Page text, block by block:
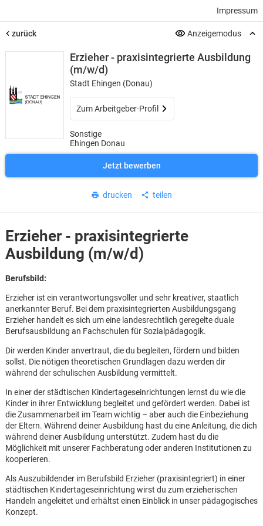
Impressum
zurück Anzeigemodus
Erzieher - praxisintegrierte Ausbildung
(m/w/d)
Stadt Ehingen (Donau)
Zum Arbeitgeber-Profil
Sonstige
Ehingen Donau
Jetzt bewerben
drucken teilen
Erzieher - praxisintegrierte
Ausbildung (m/w/d)
Berufsbild:
Erzieher ist ein verantwortungsvoller und sehr kreativer, staatlich
anerkannter Beruf. Bei dem praxisintegrierten Ausbildungsgang
Erzieher handelt es sich um eine landesrechtlich geregelte duale
Berufsausbildung an Fachschulen für Sozialpädagogik.
Dir werden Kinder anvertraut, die du begleiten, fördern und bilden
sollst. Die nötigen theoretischen Grundlagen dazu werden dir
während der schulischen Ausbildung vermittelt.
In einer der städtischen Kindertageseinrichtungen lernst du wie die
Kinder in ihrer Entwicklung begleitet und gefördert werden. Dabei ist
die Zusammenarbeit im Team wichtig – aber auch die Einbeziehung
der Eltern. Während deiner Ausbildung hast du eine Anleitung, die dich
während deiner Ausbildung unterstützt. Zudem hast du die
Möglichkeit mit unserer Fachberatung oder anderen Institutionen zu
kooperieren.
Als Auszubildender im Berufsbild Erzieher (praxisintegriert) in einer
städtischen Kindertageseinrichtung wirst du zum erzieherischen
Handeln angeleitet und erhältst einen Einblick in unser pädagogisches
Konzept.
Karte anzeigen